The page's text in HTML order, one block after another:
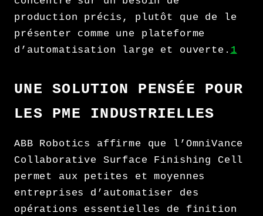
production précis, plutôt que de le
présenter comme une plateforme
d’automatisation large et ouverte. 1
UNE SOLUTION PENSÉE POUR
LES PME INDUSTRIELLES
ABB Robotics affirme que l’OmniVance
Collaborative Surface Finishing Cell
permet aux petites et moyennes
entreprises d’automatiser des
opérations essentielles de finition